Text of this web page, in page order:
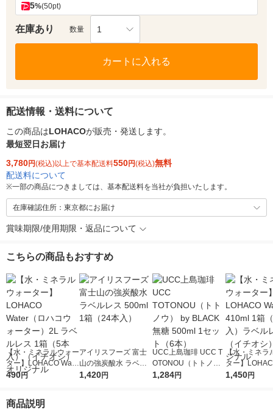
5%(50pt)
在庫あり 数量 1
カートに入れる
配送情報・送料について
この商品はLOHACOが販売・発送します。
最短翌日お届け
3,780円(税込)以上で基本配送料550円(税込)無料
配送料について
※一部の商品につきましては、基本配送料を当社が負担いたします。
在庫確認住所：東京都にお届け
賞味期限/使用期限・返品について
こちらの商品もおすすめ
【水・ミネラルウォー
ター】LOHACO Wate
r（ロハコウォータ
シ） オリジナル
490円
アイリスフーズ 富士
山の強炭酸水 ラベル
レス 500ml 1箱（24
1,420円
UCC上島珈琲 UCC T
OTONOU（トトノ
ウ） by BLACK無糖 5
1,284円
【水・ミネラ
ター】
r 410ml 1箱（
1,450円
商品説明